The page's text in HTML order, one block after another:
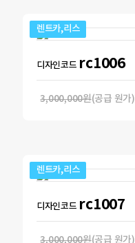
렌트카,리스
디자인코드 rc1006
3,000,000원(공급 원가)
렌트카,리스
디자인코드 rc1007
3,000,000원(공급 원가)